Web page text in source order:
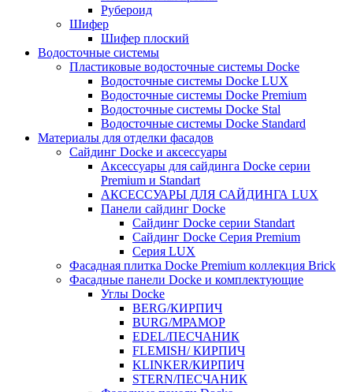
Рубероид
Шифер
Шифер плоский
Водосточные системы
Пластиковые водосточные системы Docke
Водосточные системы Docke LUX
Водосточные системы Docke Premium
Водосточные системы Docke Stal
Водосточные системы Docke Standard
Материалы для отделки фасадов
Сайдинг Docke и аксессуары
Аксессуары для сайдинга Docke серии
Premium и Standart
АКСЕССУАРЫ ДЛЯ САЙДИНГА LUX
Панели сайдинг Docke
Cайдинг Docke серии Standart
Сайдинг Docke Серия Premium
Серия LUX
Фасадная плитка Docke Premium коллекция Brick
Фасадные панели Docke и комплектующие
Углы Docke
BERG/КИРПИЧ
BURG/МРАМОР
EDEL/ПЕСЧАНИК
FLEMISH/ КИРПИЧ
KLINKER/КИРПИЧ
STERN/ПЕСЧАНИК